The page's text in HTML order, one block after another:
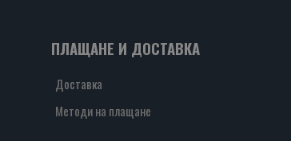
ПЛАЩАНЕ И ДОСТАВКА
Доставка
Методи на плащане